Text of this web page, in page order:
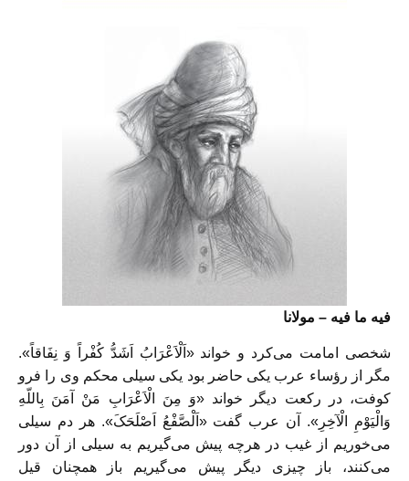
فیه ما فیه – مولانا
شخصی امامت می‌کرد و خواند «اَلْاَعْرَابُ اَشَدُّ کُفْراً وَ نِفَاقاً».
مگر از رؤساء عرب یکی حاضر بود یکی سیلی محکم وی را فرو
کوفت، در رکعت دیگر خواند «وَ مِنَ الْاَعْرَابِ مَنْ آمَنَ بِاللّهِ
وَالْیَوْمِ الْآخِرِ». آن عرب گفت «اَلْصَّفْعُ اَصْلَحَکَ». هر دم سیلی
می‌خوریم از غیب در هرچه پیش می‌گیریم به سیلی از آن دور
می‌کنند، باز چیزی دیگر پیش می‌گیریم باز همچنان قیل